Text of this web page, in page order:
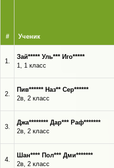
# Ученик
1.
Зай***** Уль*** Иго*****
1, 1 класс
2.
Пив****** Наз** Сер******
2в, 2 класс
3.
Джа******** Дар*** Раф*******
2в, 2 класс
4.
Шан**** Пол*** Дми*******
2в, 2 класс